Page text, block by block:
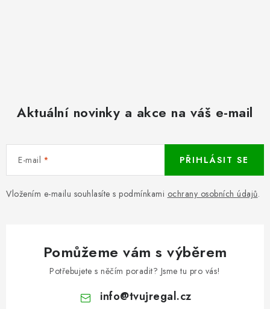
Aktuální novinky a akce na váš e-mail
E-mail
Vložením e-mailu souhlasíte s podmínkami ochrany osobních údajů.
PŘIHLÁSIT SE
Pomůžeme vám s výběrem
Potřebujete s něčím poradit? Jsme tu pro vás!
info@tvujregal.cz